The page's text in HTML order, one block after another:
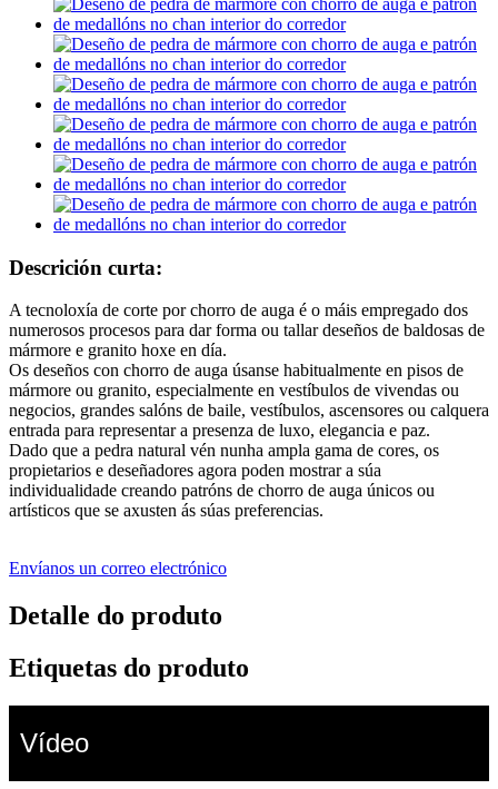
Descrición curta:
A tecnoloxía de corte por chorro de auga é o máis empregado dos
numerosos procesos para dar forma ou tallar deseños de baldosas de
mármore e granito hoxe en día.
Os deseños con chorro de auga úsanse habitualmente en pisos de
mármore ou granito, especialmente en vestíbulos de vivendas ou
negocios, grandes salóns de baile, vestíbulos, ascensores ou calquera
entrada para representar a presenza de luxo, elegancia e paz.
Dado que a pedra natural vén nunha ampla gama de cores, os
propietarios e deseñadores agora poden mostrar a súa
individualidade creando patróns de chorro de auga únicos ou
artísticos que se axusten ás súas preferencias.
Envíanos un correo electrónico
Detalle do produto
Etiquetas do produto
Vídeo